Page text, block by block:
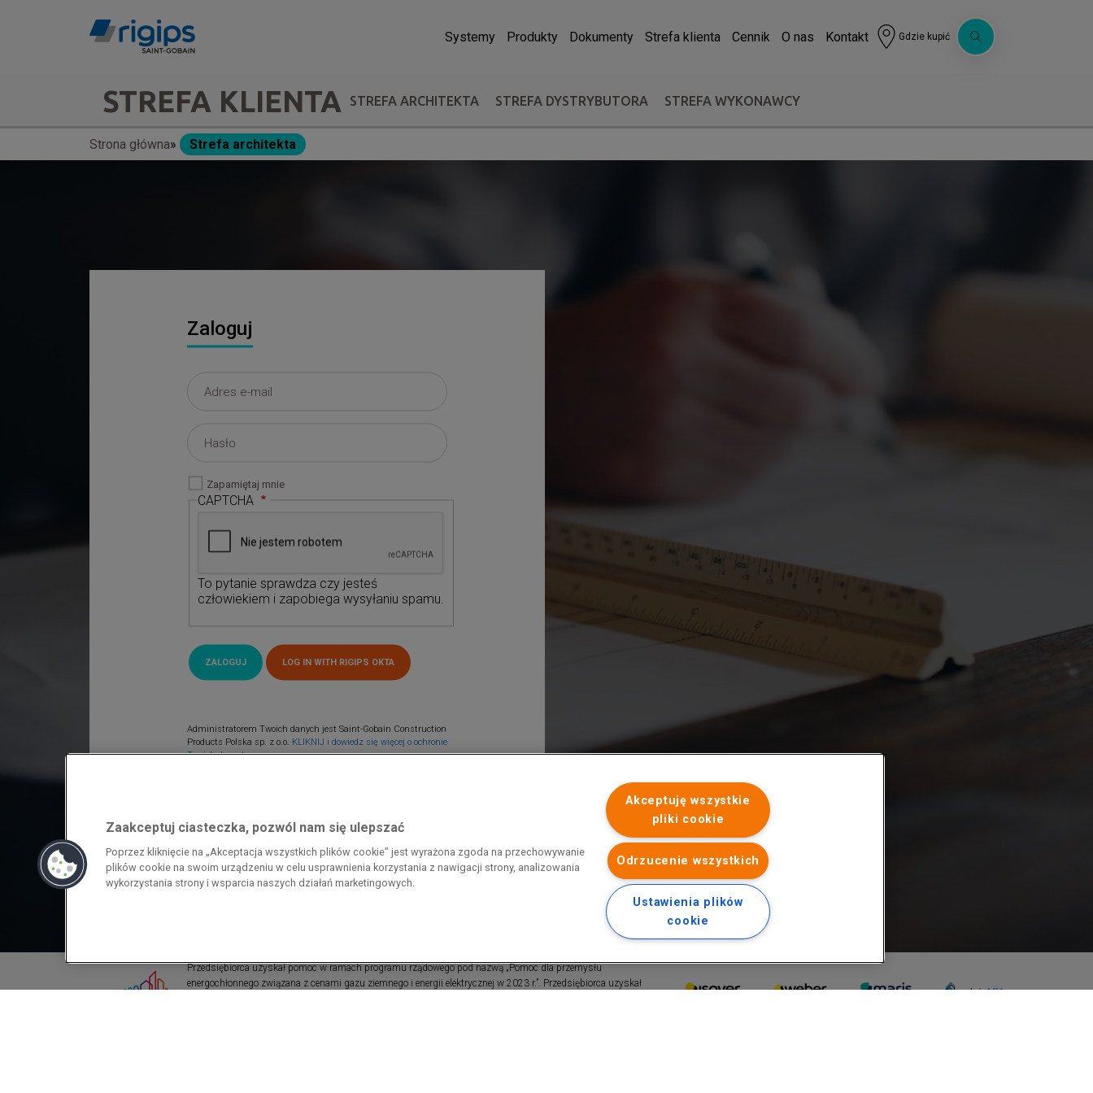
Systemy Produkty Dokumenty Strefa klienta Cennik O nas Kontakt Gdzie kupić
navigation
-
STREFA KLIENTA STREFA ARCHITEKTA STREFA DYSTRYBUTORA STREFA WYKONAWCY
Ścieżka
Strona główna Strefa architekta
Zaloguj
Zapamiętaj mnie
CAPTCHA
To pytanie sprawdza czy jesteś
człowiekiem i zapobiega wysyłaniu spamu.
Administratorem Twoich danych jest Saint-Gobain Construction
Products Polska sp. z o.o. KLIKNIJ i dowiedz się więcej o ochronie
Twoich danych.
Przedsiębiorca uzyskał pomoc w ramach programu rządowego pod nazwą „Pomoc dla przemysłu
energochłonnego związana z cenami gazu ziemnego i energii elektrycznej w 2023 r.”. Przedsiębiorca uzyskał
Zaakceptuj ciasteczka, pozwól nam się ulepszać
Poprzez kliknięcie na „Akceptacja wszystkich plików cookie” jest wyrażona zgoda na przechowywanie
plików cookie na swoim urządzeniu w celu usprawnienia korzystania z nawigacji strony, analizowania
wykorzystania strony i wsparcia naszych działań marketingowych.
Akceptuję wszystkie
pliki cookie
Odrzucenie wszystkich
Ustawienia plików
cookie